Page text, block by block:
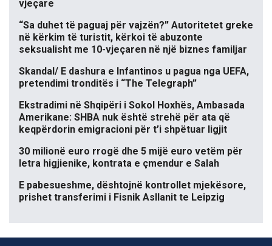
vjeçare
“Sa duhet të paguaj për vajzën?” Autoritetet greke
në kërkim të turistit, kërkoi të abuzonte
seksualisht me 10-vjeçaren në një biznes familjar
Skandal/ E dashura e Infantinos u pagua nga UEFA,
pretendimi tronditës i “The Telegraph”
Ekstradimi në Shqipëri i Sokol Hoxhës, Ambasada
Amerikane: SHBA nuk është strehë për ata që
keqpërdorin emigracioni për t’i shpëtuar ligjit
30 milionë euro rrogë dhe 5 mijë euro vetëm për
letra higjienike, kontrata e çmendur e Salah
E pabesueshme, dështojnë kontrollet mjekësore,
prishet transferimi i Fisnik Asllanit te Leipzig